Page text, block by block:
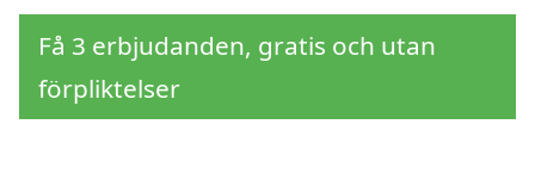
Få 3 erbjudanden, gratis och utan
förpliktelser